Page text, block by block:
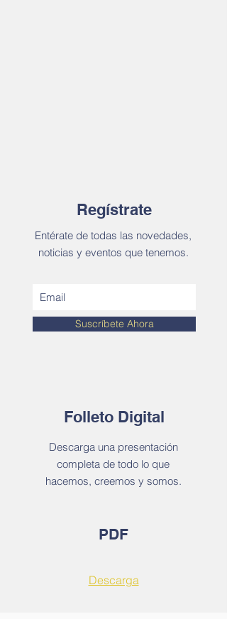
Regístrate
Entérate de todas las novedades,
noticias y eventos que tenemos.
Suscríbete Ahora
Folleto Digital
Descarga una presentación
completa de todo lo que
hacemos, creemos y somos.
PDF
Descarga